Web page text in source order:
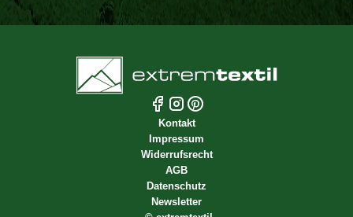
Kontakt
Impressum
Widerrufsrecht
AGB
Datenschutz
Newsletter